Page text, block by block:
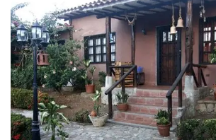
Salado, en la zona sureste de
[…]